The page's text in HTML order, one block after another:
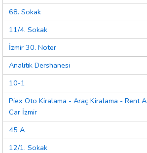
68. Sokak
11/4. Sokak
İzmir 30. Noter
Analitik Dershanesi
10-1
Piex Oto Kiralama - Araç Kiralama - Rent A
Car İzmir
45 A
12/1. Sokak